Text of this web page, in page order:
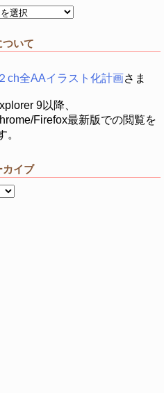
いて
２ch全AAイラスト化計画さま
9以降、
Firefox最新版での閲覧を
。
カイブ